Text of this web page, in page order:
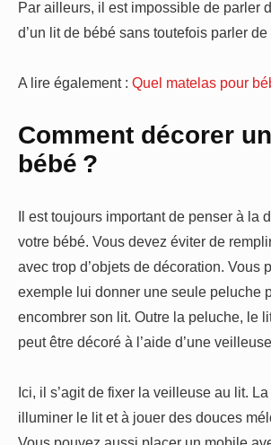
Par ailleurs, il est impossible de parler
d’un lit de bébé sans toutefois parler
A lire également : Quel matelas pour
Comment décorer
bébé ?
Il est toujours important de penser à la
votre bébé. Vous devez éviter de
avec trop d’objets de décoration. Vous
exemple lui donner une seule peluche
encombrer son lit. Outre la peluche, le
peut être décoré à l’aide d’une
Ici, il s’agit de fixer la veilleuse au lit.
illuminer le lit et à jouer des douces